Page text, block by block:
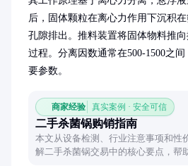
后，固体颗粒在离心力作用下沉积
孔隙排出。推料装置将固体物料推
过程。分离因数通常在500-1500之
要参数。
商家经验 真实案例 · 安全可信
二手杀菌锅购销指南
本文从设备检测、行业注意事项和性
解二手杀菌锅交易中的核心要点，帮